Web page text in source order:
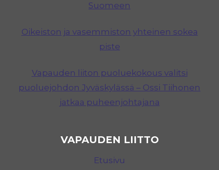
Suomeen
Oikeiston ja vasemmiston yhteinen sokea
piste
Vapauden liiton puoluekokous valitsi
puoluejohdon Jyväskylässä – Ossi Tiihonen
jatkaa puheenjohtajana
VAPAUDEN LIITTO
Etusivu